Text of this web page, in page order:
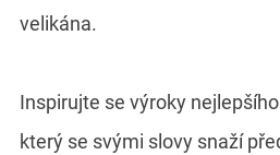
velikána.
Inspirujte se výroky
který se svými slovy snaží